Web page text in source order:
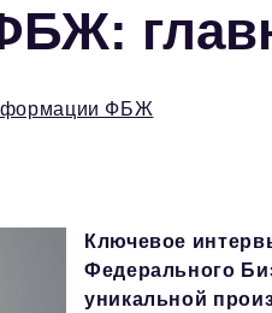
ФБЖ
Ключевое
Федерального
уникальной